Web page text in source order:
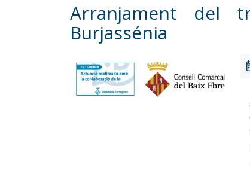
Arranjament del
Burjassénia